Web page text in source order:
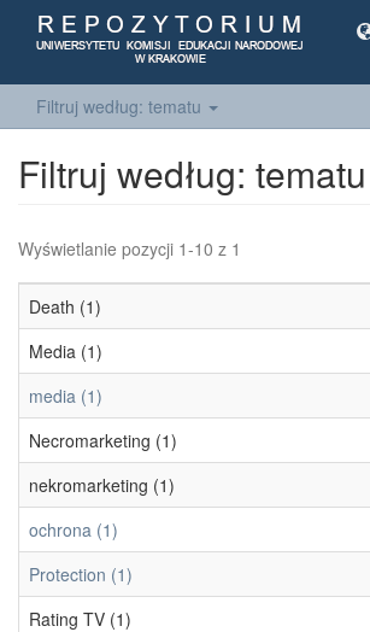
Filtruj według: tematu
Filtruj według: tematu
Wyświetlanie pozycji 1-10 z 1
Death (1)
Media (1)
media (1)
Necromarketing (1)
nekromarketing (1)
ochrona (1)
Protection (1)
Rating TV (1)